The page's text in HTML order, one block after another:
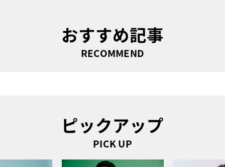
おすすめ記事
RECOMMEND
ピックアップ
PICK UP